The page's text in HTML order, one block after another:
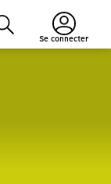
Se connecter